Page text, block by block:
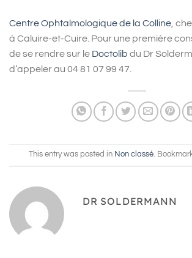
Centre Ophtalmologique de la Colline ,
à Caluire-et-Cuire. Pour une première
de se rendre sur le Doctolib du Dr
d’appeler au 04 81 07 99 47.
This entry was posted in Non classé.
DR SOLDERMANN